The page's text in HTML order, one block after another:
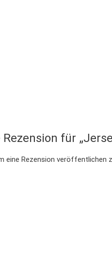
für
eine Rezension veröffentlichen